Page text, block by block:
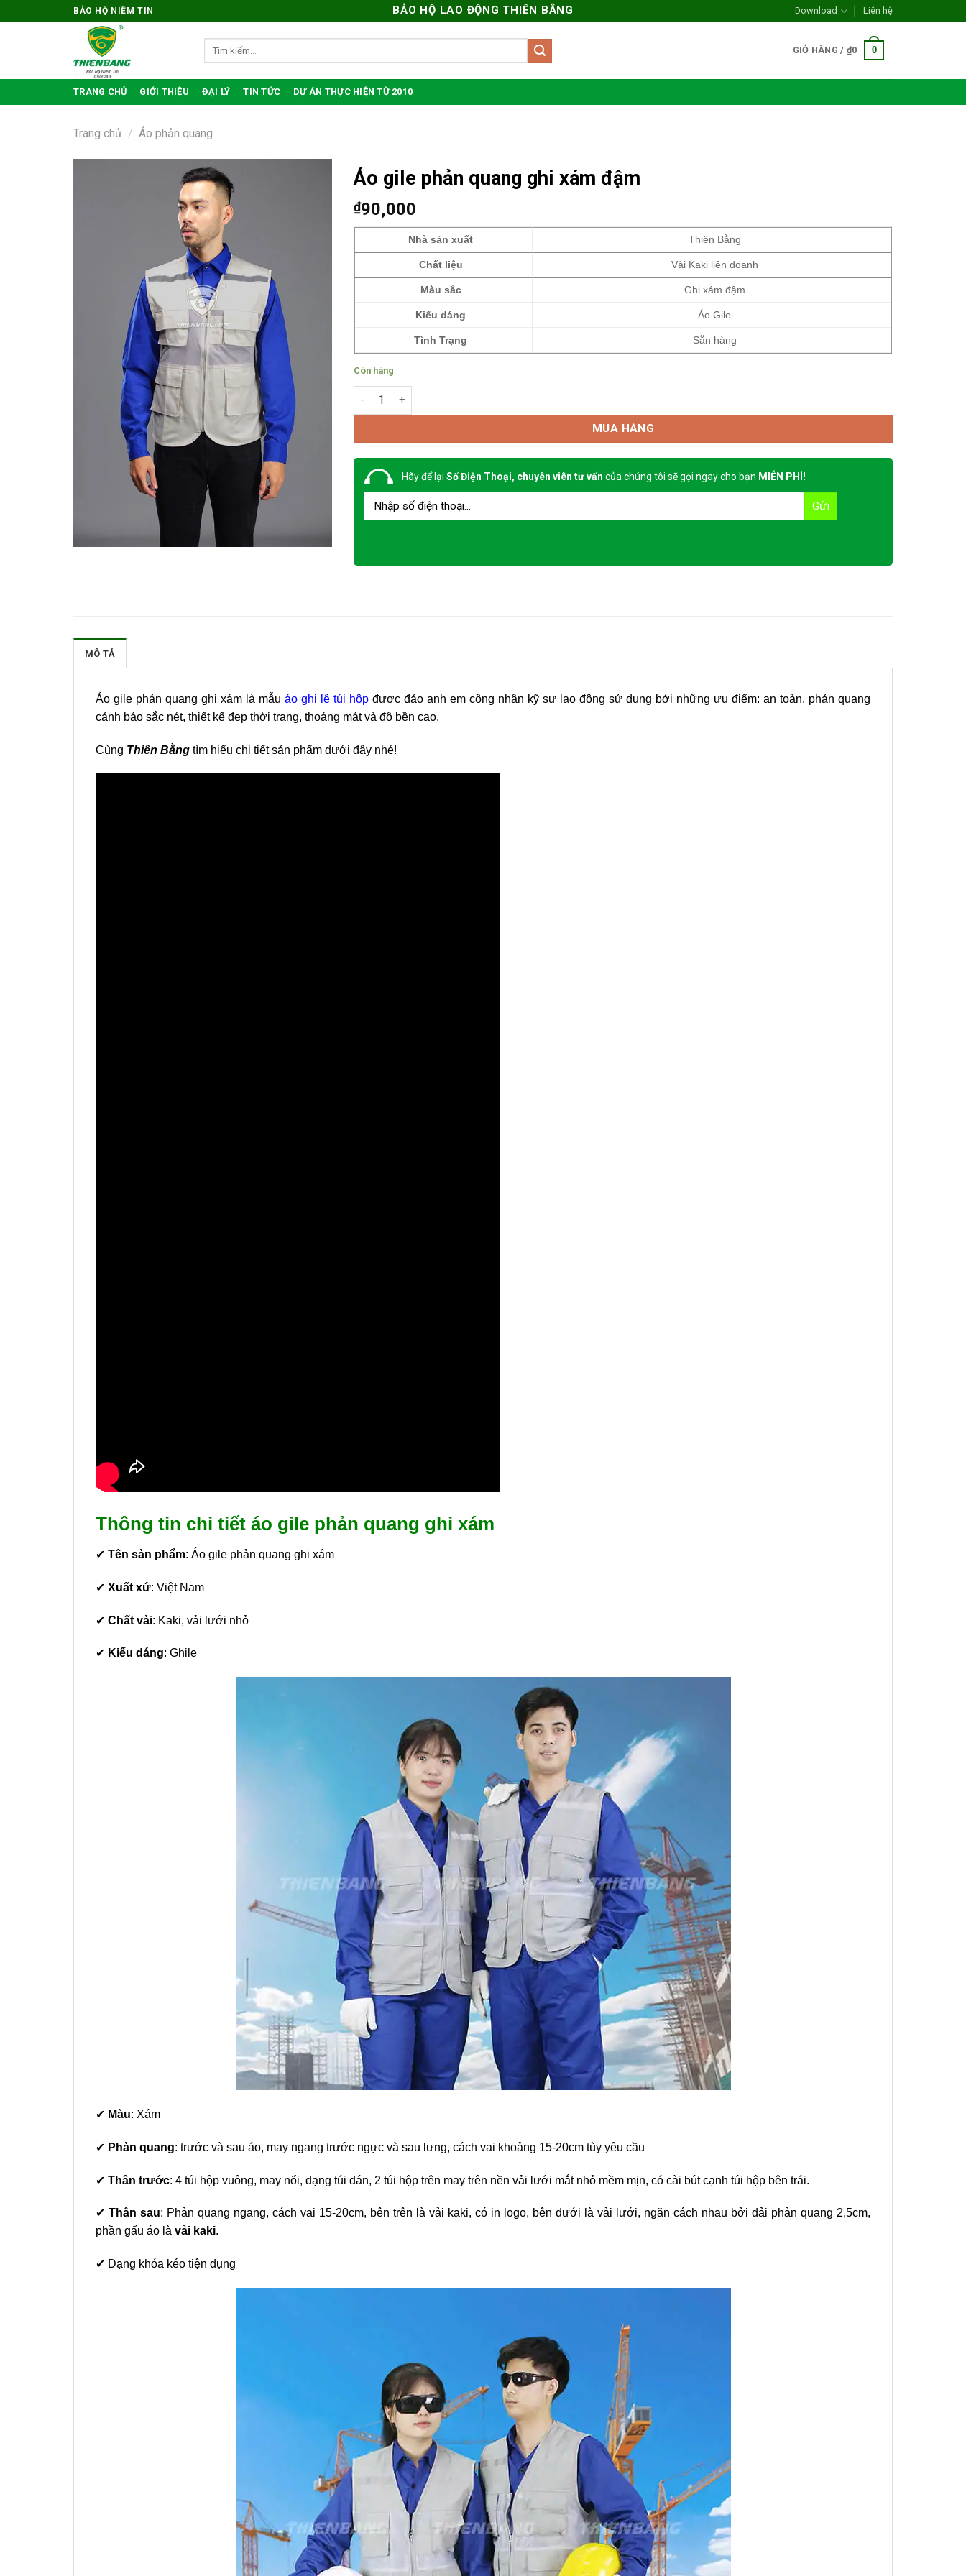
qua
BẢO HỘ NIỀM TIN BẢO HỘ LAO ĐỘNG THIÊN BẰNG Download Liên hệ
GIỎ HÀNG / ₫0 0
TRANG CHỦ GIỚI THIỆU ĐẠI LÝ TIN TỨC DỰ ÁN THỰC HIỆN TỪ 2010
Trang chủ / Áo phản quang
Áo gile phản quang ghi xám đậm
₫90,000
Nhà sản xuất Thiên Bằng
Chất liệu Vải Kaki liên doanh
Màu sắc Ghi xám đậm
Kiểu dáng Áo Gile
Tình Trạng Sẵn hàng
Còn hàng
Áo gile phản quang ghi xám đậm số lượng
MUA HÀNG
Hãy để lại Số Điện Thoại, chuyên viên tư vấn của chúng tôi sẽ gọi ngay cho bạn MIỄN PHÍ!
MÔ TẢ
Áo gile phản quang ghi xám là mẫu áo ghi lê túi hộp được đảo anh em công nhân kỹ sư lao động sử dụng bởi những ưu điểm: an toàn, phản quang
cảnh báo sắc nét, thiết kế đẹp thời trang, thoáng mát và độ bền cao.
Cùng Thiên Bằng tìm hiểu chi tiết sản phẩm dưới đây nhé!
Thông tin chi tiết áo gile phản quang ghi xám
✔ Tên sản phẩm: Áo gile phản quang ghi xám
✔ Xuất xứ: Việt Nam
✔ Chất vải: Kaki, vải lưới nhỏ
✔ Kiểu dáng: Ghile
✔ Màu: Xám
✔ Phản quang: trước và sau áo, may ngang trước ngực và sau lưng, cách vai khoảng 15-20cm tùy yêu cầu
✔ Thân trước: 4 túi hộp vuông, may nổi, dạng túi dán, 2 túi hộp trên may trên nền vải lưới mắt nhỏ mềm mịn, có cài bút cạnh túi hộp bên trái.
✔ Thân sau: Phản quang ngang, cách vai 15-20cm, bên trên là vải kaki, có in logo, bên dưới là vải lưới, ngăn cách nhau bởi dải phản quang 2,5cm,
phần gấu áo là vải kaki.
✔ Dạng khóa kéo tiện dụng